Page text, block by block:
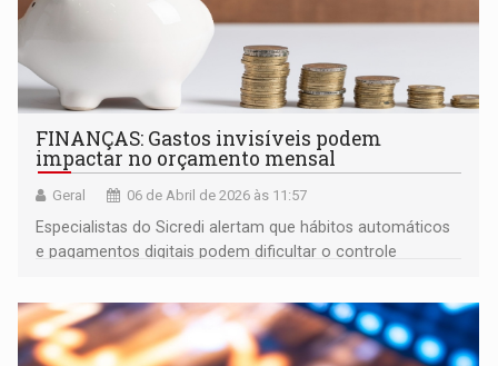
FINANÇAS: Gastos invisíveis podem
impactar no orçamento mensal
Geral 06 de Abril de 2026 às 11:57
Especialistas do Sicredi alertam que hábitos automáticos
e pagamentos digitais podem dificultar o controle